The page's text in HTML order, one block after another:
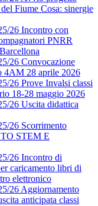
Fiume Cosa: sinergie
26 Incontro con
PNRR
26 Convocazione
4AM 28 aprile 2026
26 Prove Invalsi classi
18-28 maggio 2026
26 Uscita didattica
26 Scorrimento
STEM E
26 Incontro di
caricamento libri di
elettronico
26 Aggiornamento
anticipata classi